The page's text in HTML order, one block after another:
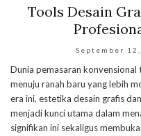
Tools Desain
September
Dunia pemasaran
menuju ranah baru yang lebih
era ini, estetika desain grafis
menjadi kunci utama dalam
signifikan ini sekaligus